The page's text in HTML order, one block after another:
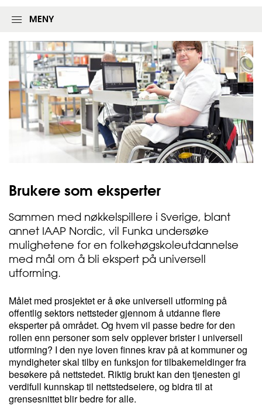
g
i
n
g
s
s
k
j
e
m
a
e
MENY
Brukere som eksperter
Sammen med nøkkelspillere i Sverige, blant
annet IAAP Nordic, vil Funka undersøke
mulighetene for en folkehøgskoleutdannelse
med mål om å bli ekspert på universell
utforming.
Målet med prosjektet er å øke universell utforming på
offentlig sektors nettsteder gjennom å utdanne flere
eksperter på området. Og hvem vil passe bedre for den
rollen enn personer som selv opplever brister i universell
utforming? I den nye loven finnes krav på at kommuner og
myndigheter skal tilby en funksjon for tilbakemeldinger fra
besøkere på nettstedet. Riktig brukt kan den tjenesten gi
verdifull kunnskap til nettstedseiere, og bidra til at
grensesnittet blir bedre for alle.